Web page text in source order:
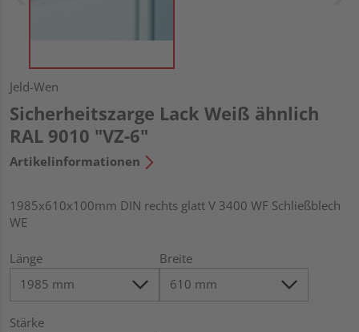
Jeld-Wen
Sicherheitszarge Lack Weiß ähnlich
RAL 9010 "VZ-6"
Artikelinformationen
1985x610x100mm DIN rechts glatt V 3400 WF Schließblech
WE
Länge Breite
Stärke